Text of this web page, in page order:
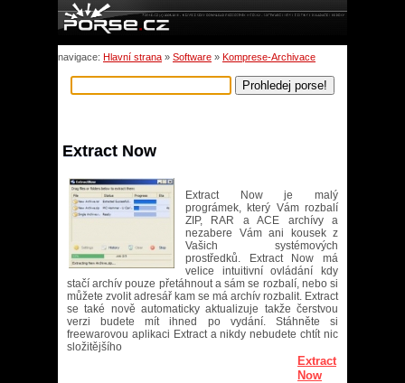
navigace: Hlavní strana » Software » Komprese-Archivace
Extract Now
Extract Now je malý
prográmek, který Vám rozbalí
ZIP, RAR a ACE archívy a
nezabere Vám ani kousek z
Vašich systémových
prostředků. Extract Now má
velice intuitivní ovládání kdy
stačí archív pouze přetáhnout a sám se rozbalí, nebo si
můžete zvolit adresář kam se má archív rozbalit. Extract
se také nově automaticky aktualizuje takže čerstvou
verzi budete mít ihned po vydání. Stáhněte si
freewarovou aplikaci Extract a nikdy nebudete chtít nic
složitějšího
Extract
Now